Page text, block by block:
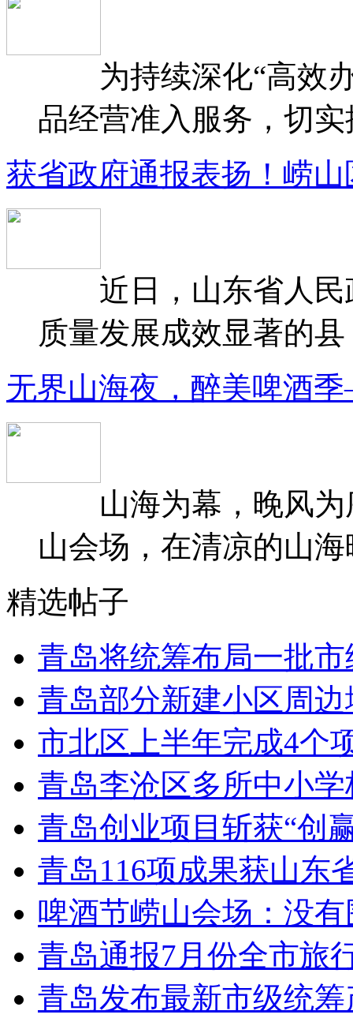
为持续深化“高效办
品经营准入服务，切
获省政府通报表扬！崂
近日，山东省人民
质量发展成效显著的
无界山海夜，醉美啤酒
山海为幕，晚风为
山会场，在清凉的山
精选帖子
青岛将统筹布局一批市
青岛部分新建小区周
市北区上半年完成4个
青岛李沧区多所中小
青岛创业项目斩获“创
青岛116项成果获山东
啤酒节崂山会场：没有
青岛通报7月份全市旅
青岛发布最新市级统